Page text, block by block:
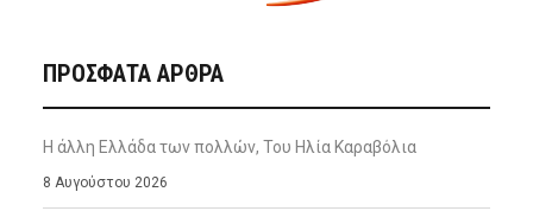
ΠΡΌΣΦΑΤΑ ΆΡΘΡΑ
Η άλλη Ελλάδα των πολλών, Του Ηλία Καραβόλια
8 Αυγούστου 2026